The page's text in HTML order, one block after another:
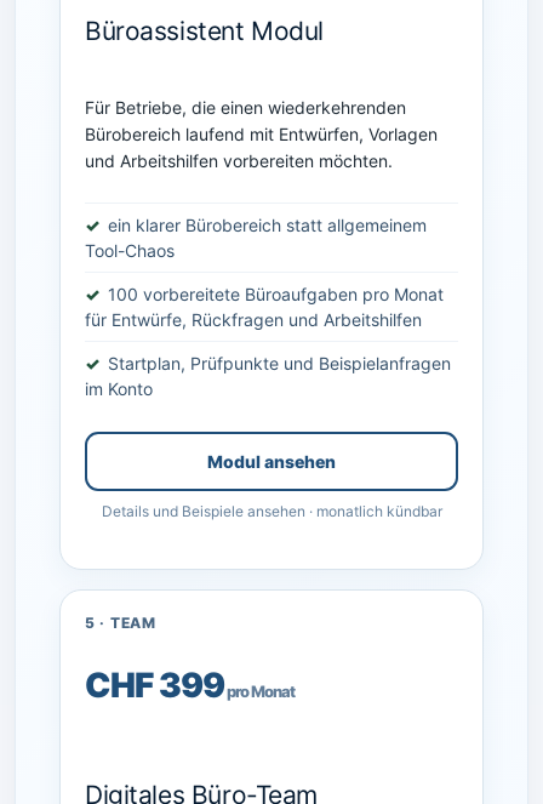
Büroassistent Modul
Für Betriebe, die einen wiederkehrenden
Bürobereich laufend mit Entwürfen, Vorlagen
und Arbeitshilfen vorbereiten möchten.
ein klarer Bürobereich statt allgemeinem
Tool-Chaos
100 vorbereitete Büroaufgaben pro Monat
für Entwürfe, Rückfragen und Arbeitshilfen
Startplan, Prüfpunkte und Beispielanfragen
im Konto
Modul ansehen
Details und Beispiele ansehen · monatlich kündbar
5 · TEAM
CHF 399pro Monat
Digitales Büro-Team